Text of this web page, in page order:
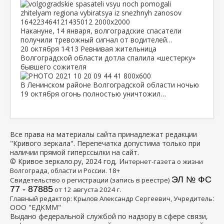
Накануне, 14 января, волгоградские спасатели
получили тревожный сигнал от водителей…
20 октября 14:13 Ревнивая жительница
Волгоградской области дотла спалила «шестерку»
бывшего сожителя
В Ленинском районе Волгоградской области ночью
19 октября огонь полностью уничтожил…
Все права на материалы сайта принадлежат редакции
"Кривого зеркала". Перепечатка допустима только при
наличии прямой гиперссылки на сайт.
© Кривое зеркало.ру, 2024 год, Интернет-газета о жизни
Волгограда, области и России. 18+
Свидетельство о регистрации (запись в реестре) ЭЛ № ФС
77 - 87885от 12 августа 2024 г.
Главный редактор: Крылов Александр Сергеевич, Учредитель:
ООО "ЕДКММ"
Выдано федеральной службой по надзору в сфере связи,